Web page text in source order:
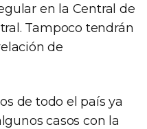
en la Central de
Tampoco tendrán
de
de todo el país ya
casos con la